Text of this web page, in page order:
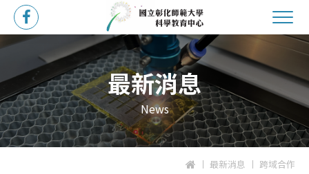
最新消息
News
最新消息 跨域合作